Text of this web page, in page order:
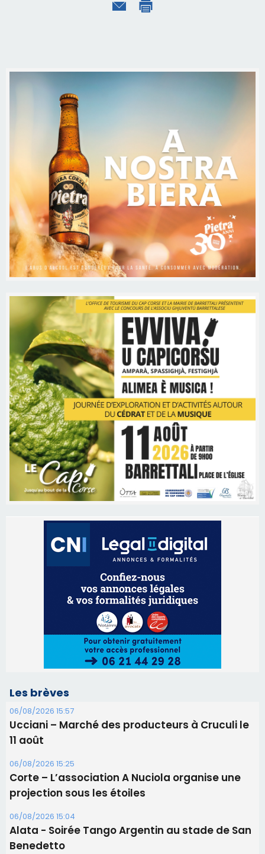
Les brèves
06/08/2026 15:57
Ucciani – Marché des producteurs à Cruculi le
11 août
06/08/2026 15:25
Corte – L’association A Nuciola organise une
projection sous les étoiles
06/08/2026 15:04
Alata - Soirée Tango Argentin au stade de San
Benedetto